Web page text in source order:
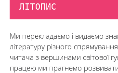
ЛІТОПИС
Ми перекладаємо і видаємо
літературу різного
читача з вершинами світової
працею ми прагнемо